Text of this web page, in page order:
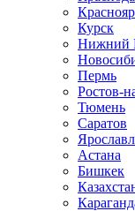
Курск
Нижний
Пермь
Ростов-
Тюмень
Саратов
Астана
Бишкек